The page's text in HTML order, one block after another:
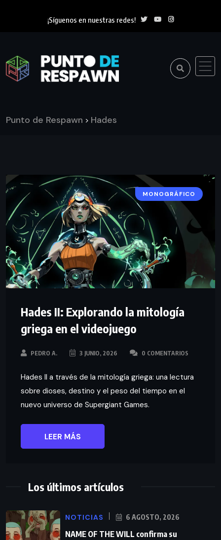
¡Síguenos en nuestras redes!
Punto de Respawn > Hades
MONOGRÁFICO
Hades II: Explorando la mitología
griega en el videojuego
PEDRO A. 3 JUNIO, 2026 0 COMENTARIOS
Hades II a través de la mitología griega: una lectura
sobre dioses, destino y el peso del tiempo en el
nuevo universo de Supergiant Games.
LEER MÁS
Los últimos artículos
NOTICIAS 6 AGOSTO, 2026
NAME OF THE WILL confirma su